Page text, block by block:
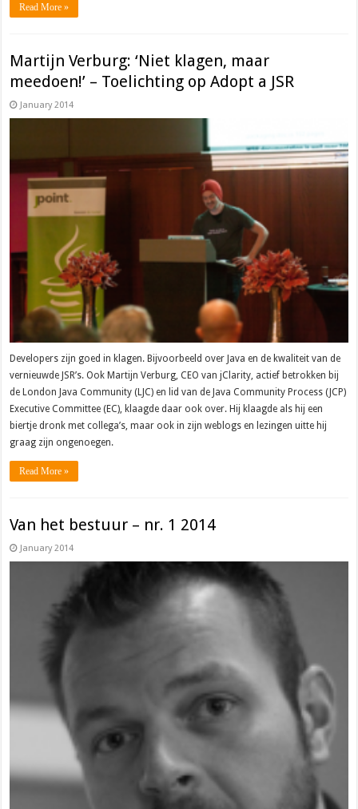
Read More »
Martijn Verburg: ‘Niet klagen, maar
meedoen!’ – Toelichting op Adopt a JSR
January 2014
Developers zijn goed in klagen. Bijvoorbeeld over Java en de kwaliteit van de
vernieuwde JSR’s. Ook Martijn Verburg, CEO van jClarity, actief betrokken bij
de London Java Community (LJC) en lid van de Java Community Process (JCP)
Executive Committee (EC), klaagde daar ook over. Hij klaagde als hij een
biertje dronk met collega’s, maar ook in zijn weblogs en lezingen uitte hij
graag zijn ongenoegen.
Read More »
Van het bestuur – nr. 1 2014
January 2014